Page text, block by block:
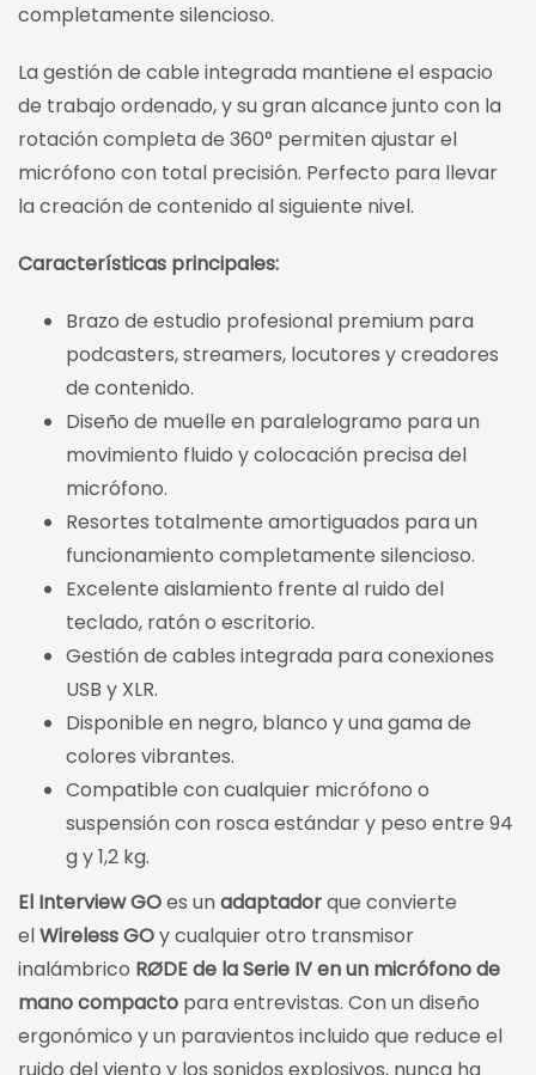
completamente silencioso.
La gestión de cable integrada mantiene el espacio
de trabajo ordenado, y su gran alcance junto con la
rotación completa de 360° permiten ajustar el
micrófono con total precisión. Perfecto para llevar
la creación de contenido al siguiente nivel.
Características principales:
Brazo de estudio profesional premium para
podcasters, streamers, locutores y creadores
de contenido.
Diseño de muelle en paralelogramo para un
movimiento fluido y colocación precisa del
micrófono.
Resortes totalmente amortiguados para un
funcionamiento completamente silencioso.
Excelente aislamiento frente al ruido del
teclado, ratón o escritorio.
Gestión de cables integrada para conexiones
USB y XLR.
Disponible en negro, blanco y una gama de
colores vibrantes.
Compatible con cualquier micrófono o
suspensión con rosca estándar y peso entre 94
g y 1,2 kg.
El Interview GOes unadaptadorque convierte
elWireless GOy cualquier otro transmisor
inalámbrico RØDE de la Serie IV en un micrófono de
mano compacto para entrevistas. Con un diseño
ergonómico y un paravientos incluido que reduce el